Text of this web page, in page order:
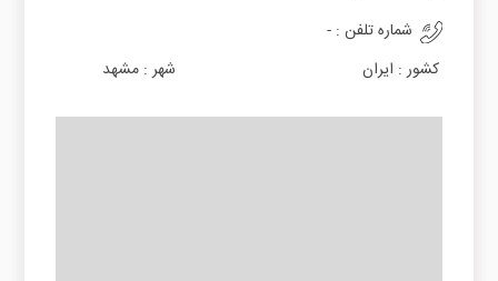
شماره تلفن :-
کشور : ایران شهر : مشهد